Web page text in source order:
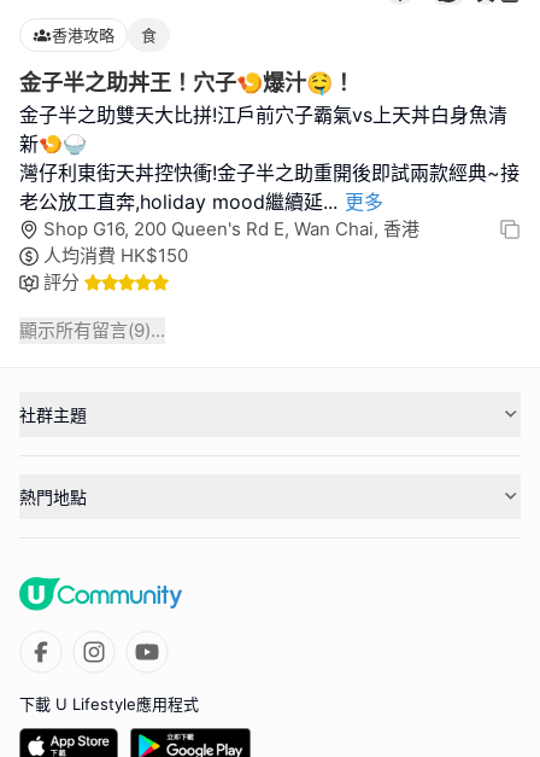
香港攻略 食
金子半之助丼王！穴子🍤爆汁🤤！
金子半之助雙天大比拼!江戶前穴子霸氣vs上天丼白身魚清
新🍤🍚
灣仔利東街天丼控快衝!金子半之助重開後即試兩款經典~接
老公放工直奔,holiday mood繼續延... 更多
Shop G16, 200 Queen's Rd E, Wan Chai, 香港
人均消費 HK$150
評分
顯示所有留言(9)...
社群主題
熱門地點
下載 U Lifestyle應用程式